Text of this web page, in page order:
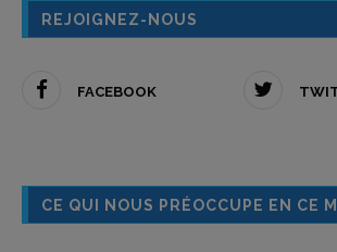
REJOIGNEZ-NOUS
FACEBOOK
CE QUI NOUS PRÉOCCUPE EN CE